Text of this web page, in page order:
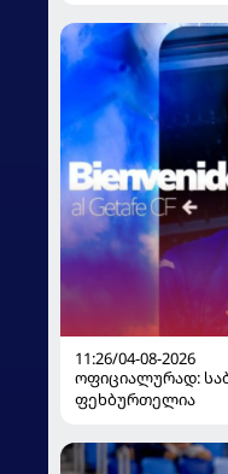
11:26/04-08-2026
ოფიციალურად:
ფეხბურთელია